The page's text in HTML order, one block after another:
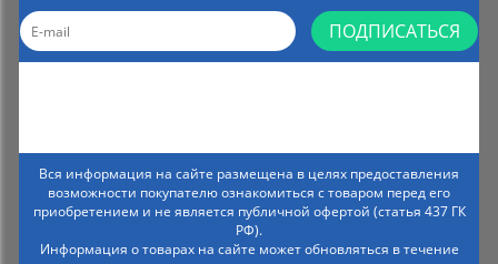
ПОДПИСАТЬСЯ
Вся информация на сайте размещена в целях предоставления
возможности покупателю ознакомиться с товаром перед его
приобретением и не является публичной офертой (статья 437 ГК
РФ).
Информация о товарах на сайте может обновляться в течение